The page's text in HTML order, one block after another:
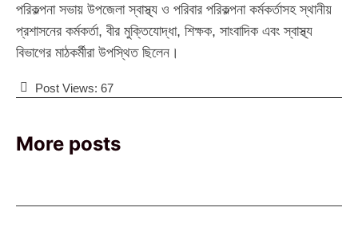
‎পরিকল্পনা সভায় উপজেলা স্বাস্থ্য ও পরিবার পরিকল্পনা কর্মকর্তাসহ স্থানীয়
প্রশাসনের কর্মকর্তা, বীর মুক্তিযোদ্ধা, শিক্ষক, সাংবাদিক এবং স্বাস্থ্য
বিভাগের মাঠকর্মীরা উপস্থিত ছিলেন।
Post Views: 67
More posts